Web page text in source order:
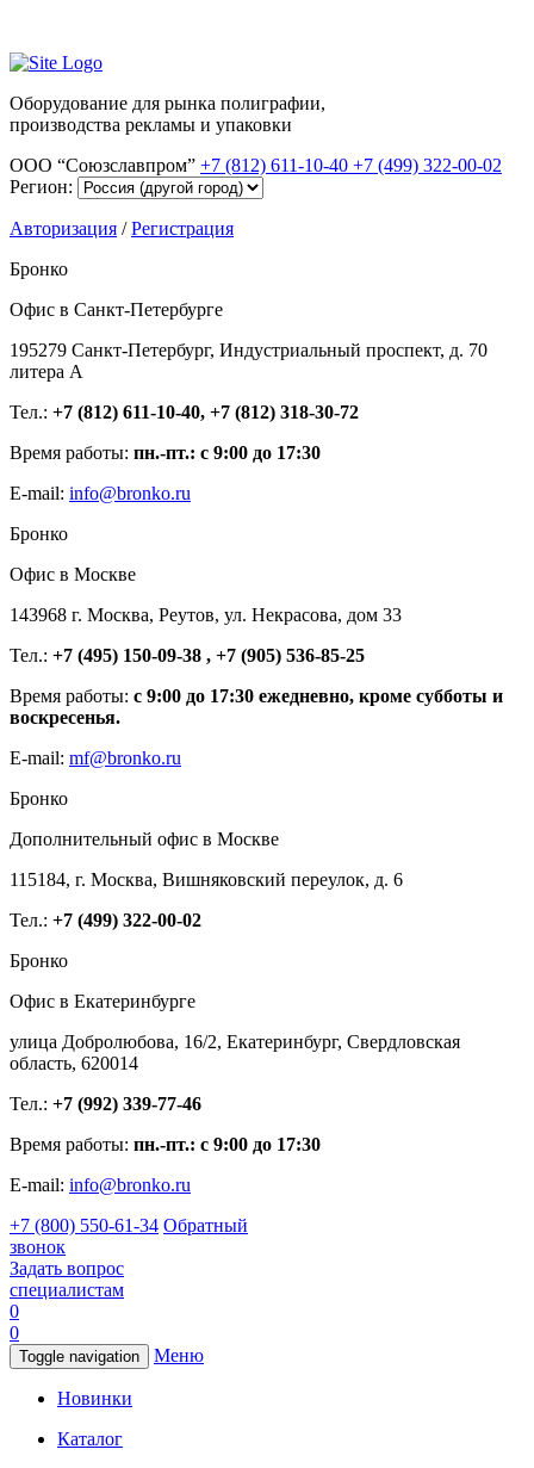
Оборудование для рынка полиграфии,
производства рекламы и упаковки
ООО “Союзславпром” +7 (812) 611-10-40 +7 (499) 322-00-02
Регион:
Авторизация /Регистрация
Бронко
Офис в Санкт-Петербурге
195279 Санкт-Петербург, Индустриальный проспект, д. 70
литера А
Тел.: +7 (812) 611-10-40, +7 (812) 318-30-72
Время работы: пн.-пт.: с 9:00 до 17:30
E-mail: info@bronko.ru
Бронко
Офис в Москве
143968 г. Москва, Реутов, ул. Некрасова, дом 33
Тел.: +7 (495) 150-09-38 , +7 (905) 536-85-25
Время работы: с 9:00 до 17:30 ежедневно, кроме субботы и
воскресенья.
E-mail: mf@bronko.ru
Бронко
Дополнительный офис в Москве
115184, г. Москва, Вишняковский переулок, д. 6
Тел.: +7 (499) 322-00-02
Бронко
Офис в Екатеринбурге
улица Добролюбова, 16/2, Екатеринбург, Свердловская
область, 620014
Тел.: +7 (992) 339-77-46
Время работы: пн.-пт.: с 9:00 до 17:30
E-mail: info@bronko.ru
+7 (800) 550-61-34 Обратный
звонок
Задать вопрос
специалистам
0
0
Toggle navigation Меню
Новинки
Каталог